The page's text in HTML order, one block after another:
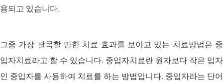
용되고 있습니다.
그중 가장 괄목할 만한 치료 효과를 보이고 있는 치료방법은 중
입자치료라고 할 수 있습니다. 중입자치료란 원자보다 작은 입자
인 중입자를 사용하여 치료를 하는 방법입니다. 중입자라는 단어